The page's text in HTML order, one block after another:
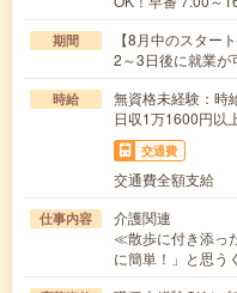
期間
【8月中のスター
2～3日後に就業が
時給
無資格未経験：
日収1万1600円以
交通費
交通費全額支給
仕事内容
介護関連
≪散歩に付き添っ
に簡単！」と思う